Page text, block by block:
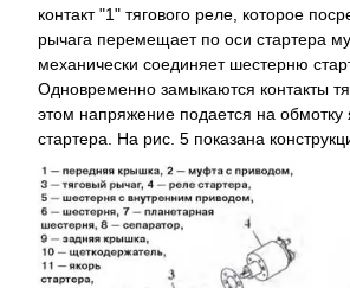
контакт "1" тягового реле, которое
рычага перемещает по оси стартера
механически соединяет шестерню
Одновременно замыкаются контакты
этом напряжение подается на обмотку
стартера. На рис. 5 показана